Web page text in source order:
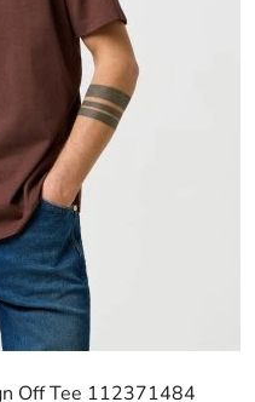
Off Tee 112371484